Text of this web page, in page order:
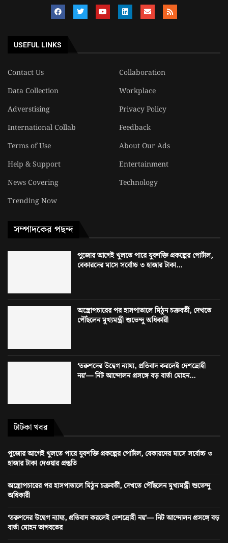
USEFUL LINKS
Contact Us
Collaboration
Data Collection
Workplace
Adverstising
Privacy Policy
International Collab
Feedback
Terms of Use
About Our Ads
Help & Support
Entertainment
News Covering
Technology
Trending Now
সম্পাদকের পছন্দ
পুজোর আগেই খুলতে পারে যুবশক্তি প্রকল্পের পোর্টাল,
বেকারদের মাসে সর্বোচ্চ ৩ হাজার টাকা...
অস্ত্রোপচারের পর হাসপাতালে মিঠুন চক্রবর্তী, দেখতে
পৌঁছলেন মুখ্যমন্ত্রী শুভেন্দু অধিকারী
‘তরুণদের উদ্বেগ ন্যায্য, প্রতিবাদ করলেই দেশদ্রোহী
নয়’— নিট আন্দোলন প্রসঙ্গে বড় বার্তা মোহন...
টাটকা খবর
পুজোর আগেই খুলতে পারে যুবশক্তি প্রকল্পের পোর্টাল, বেকারদের মাসে সর্বোচ্চ ৩
হাজার টাকা দেওয়ার প্রস্তুতি
অস্ত্রোপচারের পর হাসপাতালে মিঠুন চক্রবর্তী, দেখতে পৌঁছলেন মুখ্যমন্ত্রী শুভেন্দু
অধিকারী
‘তরুণদের উদ্বেগ ন্যায্য, প্রতিবাদ করলেই দেশদ্রোহী নয়’— নিট আন্দোলন প্রসঙ্গে বড়
বার্তা মোহন ভাগবতের